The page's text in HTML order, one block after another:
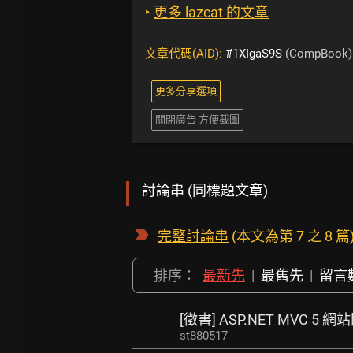
‣ 更多 lazcat 的文章
文章代碼(AID): #1XIgaS9S (CompBook)
更多分享選項
關閉廣告 方便截圖
討論串 (同標題文章)
完整討論串 (本文為第 7 之 8 篇)
排序： 最新先 | 最舊先 | 留言
[徵書] ASP.NET MVC 5 網
st880517